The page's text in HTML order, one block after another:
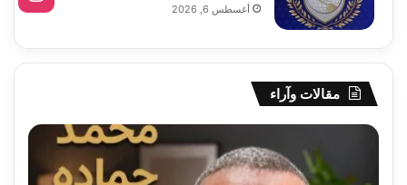
أغسطس 6, 2026
مقالات وآراء